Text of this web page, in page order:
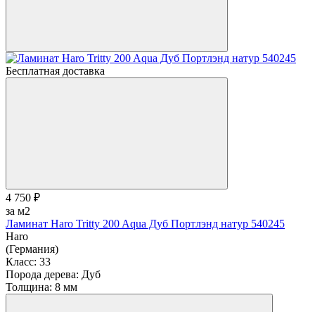
Бесплатная доставка
4 750 ₽
за м2
Ламинат Haro Tritty 200 Aqua Дуб Портлэнд натур 540245
Haro
(Германия)
Класс: 33
Порода дерева: Дуб
Толщина: 8 мм